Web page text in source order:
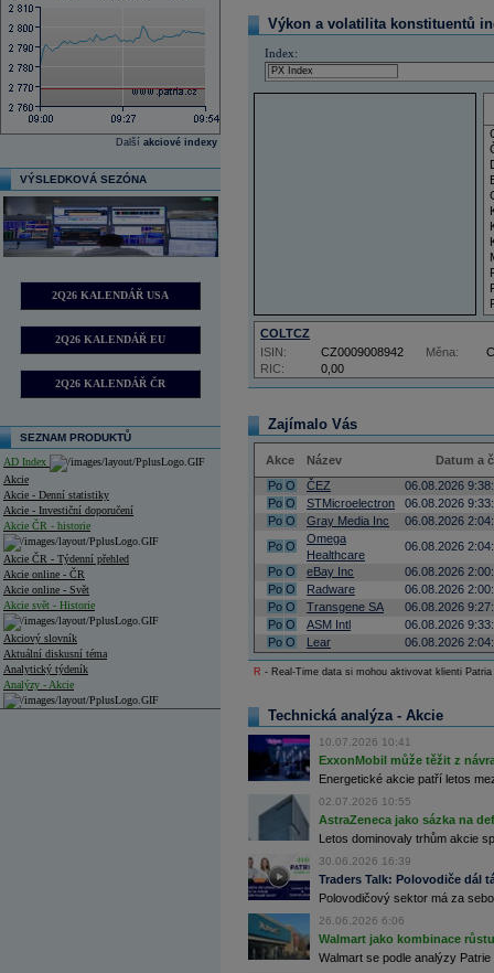
Další akciové indexy
VÝSLEDKOVÁ SEZÓNA
2Q26 KALENDÁŘ USA
2Q26 KALENDÁŘ EU
2Q26 KALENDÁŘ ČR
SEZNAM PRODUKTŮ
AD Index
Akcie
Akcie - Denní statistiky
Akcie - Investiční doporučení
Akcie ČR - historie
Akcie ČR - Týdenní přehled
Akcie online - ČR
Akcie online - Svět
Akcie svět - Historie
Akciový slovník
Aktuální diskusní téma
Analytický týdeník
Analýzy - Akcie
Výkon a volatilita konstituentů
Index:
COLTCZ
RIC: 0,00
ISIN: CZ0009008942 Měna:
Zajímalo Vás
Akce Název
Datum a
Po O ČEZ
06.08.2026
Po O STMicroelectron
06.08.2026
Po O Gray Media Inc
06.08.2026
Po O
Omega
Healthcare
06.08.2026
Po O eBay Inc
06.08.2026
Po O Radware
06.08.2026
Po O Transgene SA
06.08.2026
Po O ASM Intl
06.08.2026
Po O Lear 06.08.2026
R - Real-Time data si mohou aktivovat klienti
Technická analýza - Akcie
10.07.2026 10:41
ExxonMobil může těžit z
Energetické akcie patří letos
02.07.2026 10:55
AstraZeneca jako sázka na
Letos dominovaly trhům akcie
30.06.2026 16:39
Traders Talk: Polovodiče dál
Polovodičový sektor má za
26.06.2026 6:06
Walmart jako kombinace
Walmart se podle analýzy